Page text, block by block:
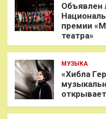
Объявлен
премии
театра»
МУЗЫКА
«Хибла